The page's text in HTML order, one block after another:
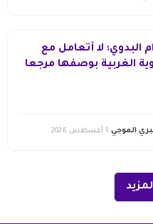
البدوي: لا أتعامل مع
الغربية بوصفها مرجعا
الموجي 1 أغسطس 2026